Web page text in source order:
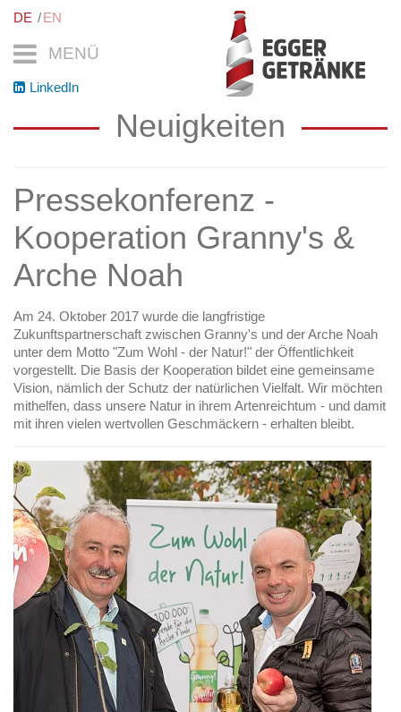
MENÜ
DE EN
LinkedIn
Neuigkeiten
Pressekonferenz -
Kooperation Granny's &
Arche Noah
Am 24. Oktober 2017 wurde die langfristige
Zukunftspartnerschaft zwischen Granny's und der Arche Noah
unter dem Motto "Zum Wohl - der Natur!" der Öffentlichkeit
vorgestellt. Die Basis der Kooperation bildet eine gemeinsame
Vision, nämlich der Schutz der natürlichen Vielfalt. Wir möchten
mithelfen, dass unsere Natur in ihrem Artenreichtum - und damit
mit ihren vielen wertvollen Geschmäckern - erhalten bleibt.